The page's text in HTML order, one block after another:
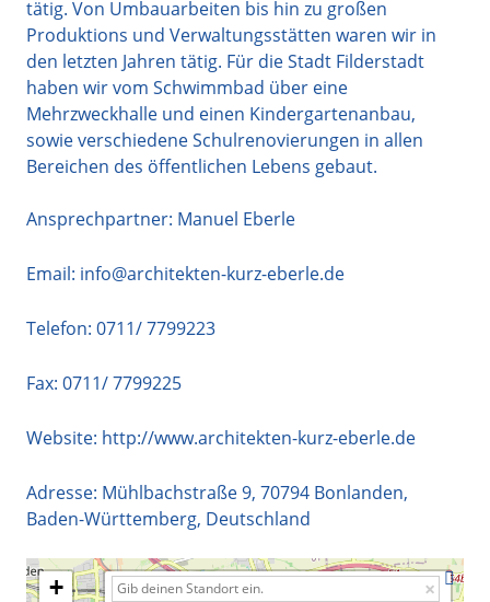
tätig. Von Umbauarbeiten bis hin zu großen
Produktions und Verwaltungsstätten waren wir in
den letzten Jahren tätig. Für die Stadt Filderstadt
haben wir vom Schwimmbad über eine
Mehrzweckhalle und einen Kindergartenanbau,
sowie verschiedene Schulrenovierungen in allen
Bereichen des öffentlichen Lebens gebaut.
Ansprechpartner: Manuel Eberle
Email: info@architekten-kurz-eberle.de
Telefon: 0711/ 7799223
Fax: 0711/ 7799225
Website: http://www.architekten-kurz-eberle.de
Adresse: Mühlbachstraße 9, 70794 Bonlanden,
Baden-Württemberg, Deutschland
+